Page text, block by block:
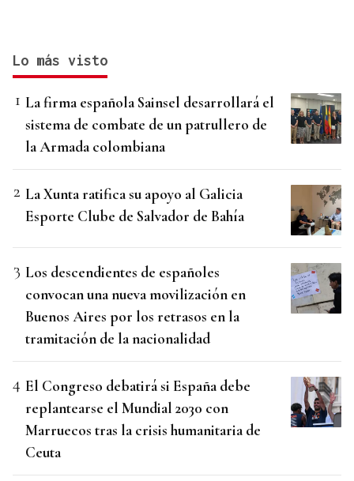
Lo más visto
La firma española Sainsel desarrollará el
sistema de combate de un patrullero de
la Armada colombiana
La Xunta ratifica su apoyo al Galicia
Esporte Clube de Salvador de Bahía
Los descendientes de españoles
convocan una nueva movilización en
Buenos Aires por los retrasos en la
tramitación de la nacionalidad
El Congreso debatirá si España debe
replantearse el Mundial 2030 con
Marruecos tras la crisis humanitaria de
Ceuta